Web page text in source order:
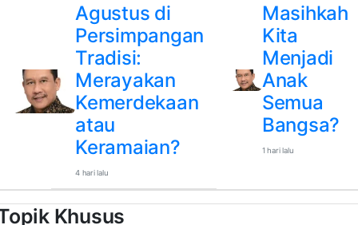
Agustus di
Persimpangan
Tradisi:
Merayakan
Kemerdekaan
atau
Keramaian?
4 hari lalu
Masihkah
Kita
Menjadi
Anak
Semua
Bangsa?
1 hari lalu
Khusus